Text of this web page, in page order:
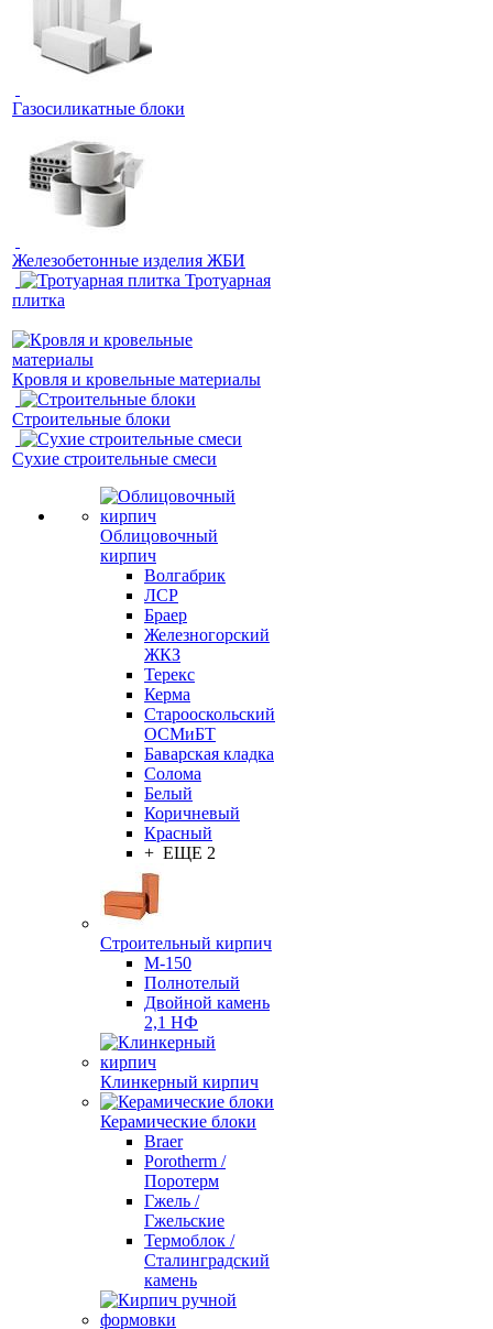
Газосиликатные блоки
Железобетонные изделия ЖБИ
Тротуарная
плитка
Кровля и кровельные материалы
Строительные блоки
Сухие строительные смеси
Облицовочный
кирпич
Волгабрик
ЛСР
Браер
Железногорский
ЖКЗ
Терекс
Керма
Старооскольский
ОСМиБТ
Баварская кладка
Солома
Белый
Коричневый
Красный
+ ЕЩЕ 2
Строительный кирпич
М-150
Полнотелый
Двойной камень
2,1 НФ
Клинкерный кирпич
Керамические блоки
Braer
Porotherm /
Поротерм
Гжель /
Гжельские
Термоблок /
Сталинградский
камень